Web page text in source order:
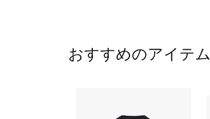
おすすめのアイテム